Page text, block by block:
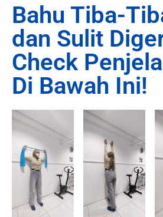
Bahu Tiba-
dan Sulit
Check
Di Bawah Ini!